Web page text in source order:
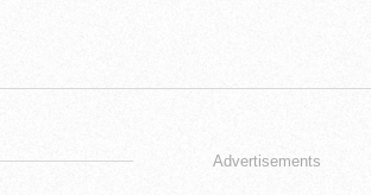
Advertisements